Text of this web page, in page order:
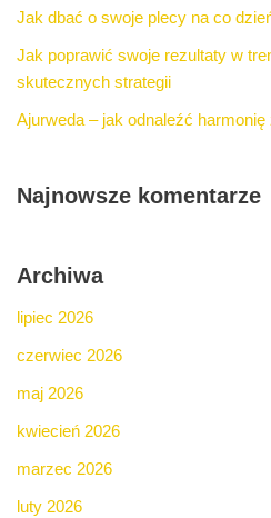
Jak dbać o swoje plecy na co
Jak poprawić swoje rezultaty w
skutecznych strategii
Ajurweda – jak odnaleźć
Najnowsze komentarze
Archiwa
lipiec 2026
czerwiec 2026
maj 2026
kwiecień 2026
marzec 2026
luty 2026